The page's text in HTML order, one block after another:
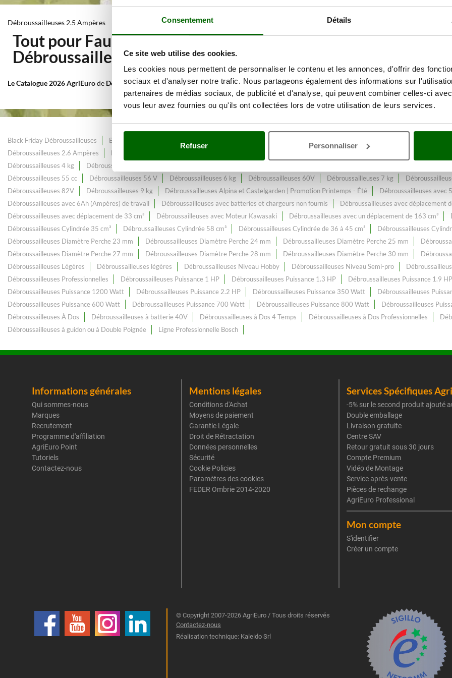
Consentement Détails
Ce site web utilise des cookies.
Les cookies nous permettent de personnaliser le contenu et les annonces, d'offrir des
sociaux et d'analyser notre trafic. Nous partageons également des informations sur
partenaires de médias sociaux, de publicité et d'analyse, qui peuvent combiner celles-ci
vous leur avez fournies ou qu'ils ont collectées lors de votre utilisation de leurs services.
Refuser Personnaliser
Débroussailleuses 2.5 Ampères
Tout pour Fauchage et Tonte des espaces vertsAvec une
Débroussailleuses 2.5 Ampères
Le Catalogue 2026 AgriEurode Débroussailleuses 2.5 Ampères, constamment enrichi et mis à jour.
Black Friday Débroussailleuses Briggs & Stratton : produits pour l'entretien du gazon
Débroussailleuses 2.6 Ampères
Débroussailleuses 25 cc
Débroussailleuses 4 kg
Débroussailleuses 4 Temps Professionnelles
Débroussailleuses 55 cc
Débroussailleuses 56 V Débroussailleuses 6 kg Débroussailleuses 60V Débroussailleuses 7 kg
Débroussailleuses 82V
Débroussailleuses 9 kg Débroussailleuses Alpina et Castelgarden | Promotion Printemps - Été
Débroussailleuses avec
Débroussailleuses avec 6Ah (Ampères) de travail
Débroussailleuses avec batteries et chargeurs non fournis Débroussailleuses avec déplacement
Débroussailleuses avec déplacement de 33 cm³
Débroussailleuses avec Moteur Kawasaki Débroussailleuses avec un déplacement de 163 cm³
Débroussailleuses Cylindrée 35 cm³
Débroussailleuses Cylindrée 58 cm³ Débroussailleuses Cylindrée de 36 à 45 cm³ Débroussailleuses
Débroussailleuses Diamètre Perche 23 mm
Débroussailleuses Diamètre Perche 24 mm Débroussailleuses Diamètre Perche 25 mm
Débroussailleuses Diamètre Perche 27 mm
Débroussailleuses Diamètre Perche 28 mm Débroussailleuses Diamètre Perche 30 mm
Débroussailleuses Légères
Débroussailleuses légères Débroussailleuses Niveau Hobby Débroussailleuses Niveau Semi-pro
Débroussailleuses Professionnelles
Débroussailleuses Puissance 1 HP Débroussailleuses Puissance 1.3 HP Débroussailleuses Puissance 1.9 HP
Débroussailleuses Puissance 1200 Watt
Débroussailleuses Puissance 2.2 HP Débroussailleuses Puissance 350 Watt Débroussailleuses
Débroussailleuses Puissance 600 Watt
Débroussailleuses Puissance 700 Watt Débroussailleuses Puissance 800 Watt Débroussailleuses
Débroussailleuses À Dos
Débroussailleuses à batterie 40V Débroussailleuses à Dos 4 Temps Débroussailleuses à Dos Professionnelles
Débroussailleuses à guidon ou à Double Poignée
Ligne Professionnelle Bosch
Informations générales
Qui sommes-nous
Marques
Recrutement
Programme d'affiliation
AgriEuro Point
Tutoriels
Contactez-nous
Mentions légales
Conditions d'Achat
Moyens de paiement
Garantie Légale
Droit de Rétractation
Données personnelles
Sécurité
Cookie Policies
Paramètres des cookies
FEDER Ombrie 2014-2020
Services Spécifiques
-5% sur le second produit ajouté
Double emballage
Livraison gratuite
Centre SAV
Retour gratuit sous 30 jours
Compte Premium
Vidéo de Montage
Service après-vente
Pièces de rechange
AgriEuro Professional
Mon compte
S'identifier
Créer un compte
© Copyright 2007-2026 AgriEuro / Tous droits réservés
Contactez-nous
Réalisation technique: Kaleido Srl